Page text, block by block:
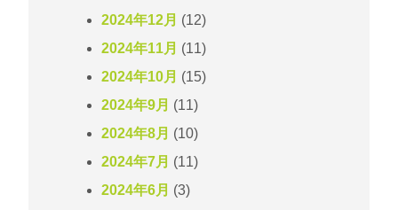
2024年12月 (12)
2024年11月 (11)
2024年10月 (15)
2024年9月 (11)
2024年8月 (10)
2024年7月 (11)
2024年6月 (3)